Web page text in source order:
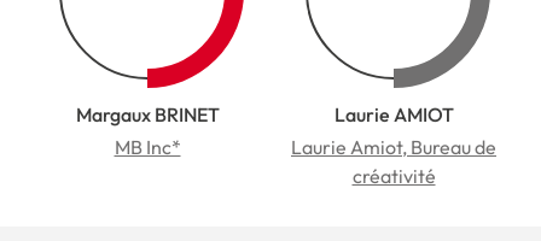
Margaux BRINET
MB Inc*
Laurie AMIOT
Laurie Amiot, Bureau de
créativité